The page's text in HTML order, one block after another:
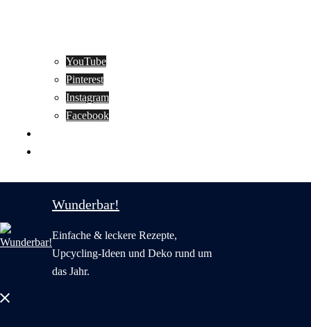
YouTube
Pinterest
Instagram
Facebook
Wunderbar!
Einfache & leckere Rezepte,
Upcycling-Ideen und Deko rund um
das Jahr.
Menü